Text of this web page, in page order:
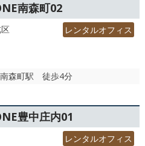
南森町02
レンタルオフィス
南森町駅 徒歩4分
豊中庄内01
レンタルオフィス